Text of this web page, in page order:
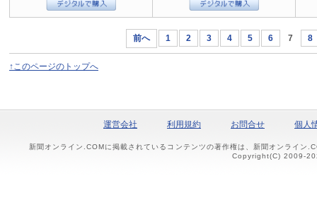
前へ 1 2 3 4 5 6 7 8
↑このページのトップへ
運営会社 利用規約 お問合せ 個人
新聞オンライン.COMに掲載されているコンテンツの著作権は、新聞オンライン
Copyright(C) 2009-